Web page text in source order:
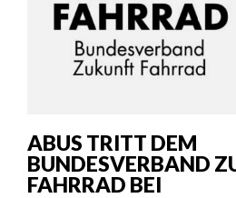
ABUS TRITT DEM
BUNDESVERBAND
FAHRRAD BEI